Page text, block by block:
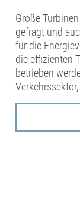
Große
gefragt und
für die
die effizienten
betrieben